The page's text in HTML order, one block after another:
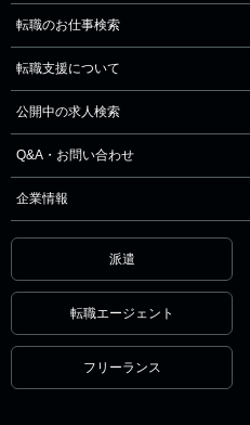
転職のお仕事検索
転職支援について
公開中の求人検索
Q&A・お問い合わせ
企業情報
派遣
転職エージェント
フリーランス